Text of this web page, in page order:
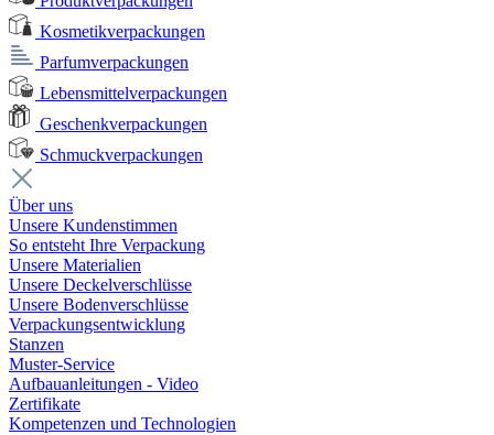
Kosmetikverpackungen
Parfumverpackungen
Lebensmittelverpackungen
Geschenkverpackungen
Schmuckverpackungen
Über uns
Unsere Kundenstimmen
So entsteht Ihre Verpackung
Unsere Materialien
Unsere Deckelverschlüsse
Unsere Bodenverschlüsse
Verpackungsentwicklung
Stanzen
Muster-Service
Aufbauanleitungen - Video
Zertifikate
Kompetenzen und Technologien